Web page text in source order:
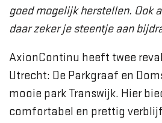
goed mogelijk herstellen. Ook
daar zeker je steentje aan
AxionContinu heeft twee
Utrecht: De Parkgraaf en
mooie park Transwijk. Hier
comfortabel en prettig